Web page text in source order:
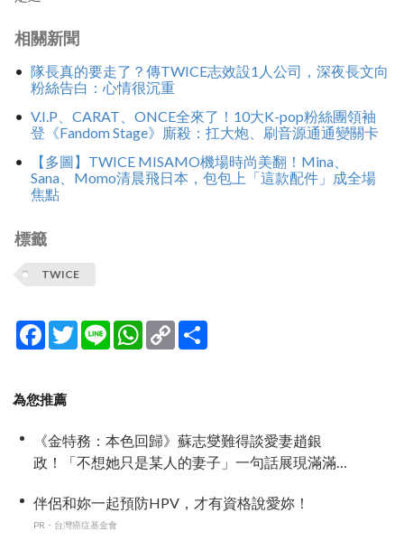
相關新聞
隊長真的要走了？傳TWICE志效設1人公司，深夜長文向
粉絲告白：心情很沉重
V.I.P、CARAT、ONCE全來了！10大K-pop粉絲團領袖
登《Fandom Stage》廝殺：扛大炮、刷音源通通變關卡
【多圖】TWICE MISAMO機場時尚美翻！Mina、
Sana、Momo清晨飛日本，包包上「這款配件」成全場
焦點
標籤
TWICE
Facebook
TwitterLine WhatsApp
Copy
Link
為您推薦
《金特務：本色回歸》蘇志燮難得談愛妻趙銀
政！「不想她只是某人的妻子」一句話展現滿滿
伴侶和妳一起預防HPV，才有資格說愛妳！
PR・台灣癌症基金會